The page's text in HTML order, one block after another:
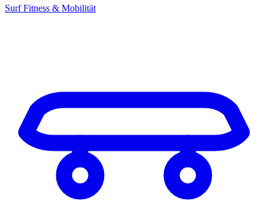
Surf Fitness & Mobilität